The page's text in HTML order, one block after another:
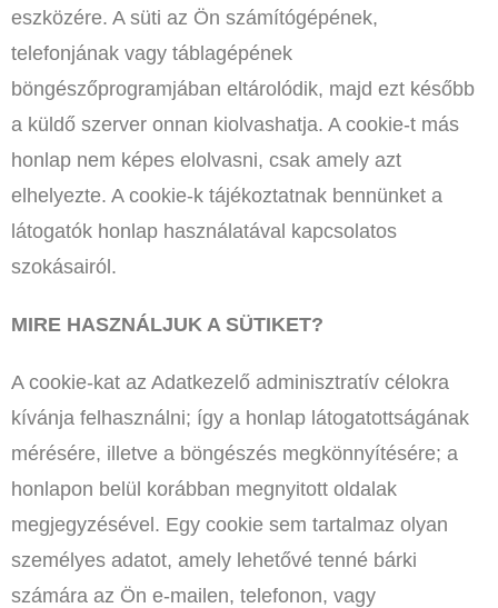
eszközére. A süti az Ön számítógépének,
telefonjának vagy táblagépének
böngészőprogramjában eltárolódik, majd ezt később
a küldő szerver onnan kiolvashatja. A cookie-t más
honlap nem képes elolvasni, csak amely azt
elhelyezte. A cookie-k tájékoztatnak bennünket a
látogatók honlap használatával kapcsolatos
szokásairól.
MIRE HASZNÁLJUK A SÜTIKET?
A cookie-kat az Adatkezelő adminisztratív célokra
kívánja felhasználni; így a honlap látogatottságának
mérésére, illetve a böngészés megkönnyítésére; a
honlapon belül korábban megnyitott oldalak
megjegyzésével. Egy cookie sem tartalmaz olyan
személyes adatot, amely lehetővé tenné bárki
számára az Ön e-mailen, telefonon, vagy